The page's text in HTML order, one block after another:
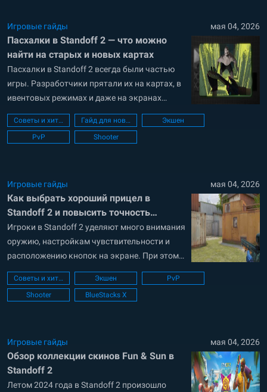
прежнему надеются только на удачу при
открытии кейсов или просто...
Игровые гайды мая 04, 2026
Пасхалки в Standoff 2 — что можно
найти на старых и новых картах
Пасхалки в Standoff 2 всегда были частью
игры. Разработчики прятали их на картах, в
ивентовых режимах и даже на экранах
загрузки. Некоторые замечали только
самые внимательные игроки, а о других
многие узнавали уже спустя годы. Собрали
сих пор....
Советы и хитрости Гайд для новичков
Экшен
PvP
Shooter
Игровые гайды мая 04, 2026
Как выбрать хороший прицел в
Standoff 2 и повысить точность
стрельбы
Игроки в Standoff 2 уделяют много внимания
оружию, настройкам чувствительности и
расположению кнопок на экране. При этом
настройку прицела они часто оставляют без
внимания, хотя именно от неё зависит
качество стрельбы. Неправильно
отвлекать в самый важный момент. Хорошо
настроенный прицел,...
Советы и хитрости Экшен
PvP
Shooter
BlueStacks X
Игровые гайды мая 04, 2026
Обзор коллекции скинов Fun & Sun в
Standoff 2
Летом 2024 года в Standoff 2 произошло